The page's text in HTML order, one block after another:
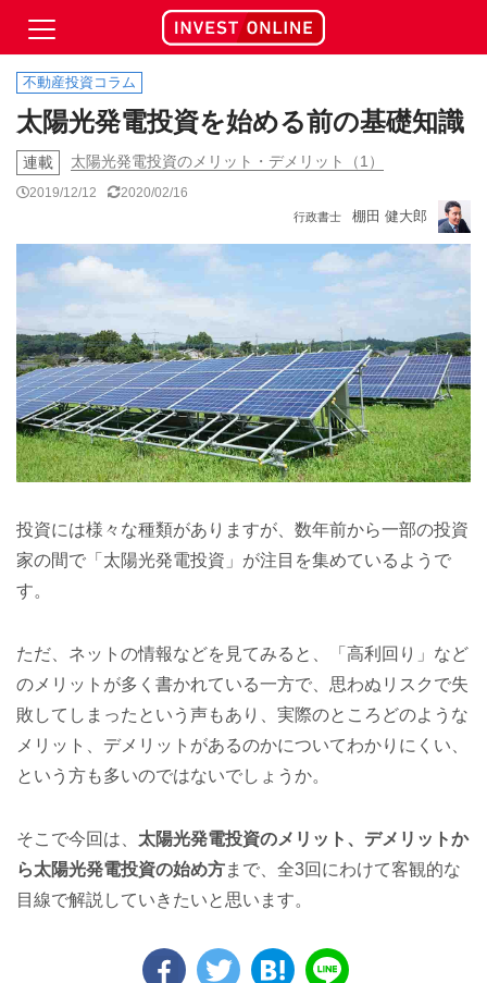
不動産投資コラム
太陽光発電投資を始める前の基礎知識
連載 太陽光発電投資のメリット・デメリット（1）
2019/12/12 2020/02/16
行政書士 棚田 健大郎
投資には様々な種類がありますが、数年前から一部の投資
家の間で「太陽光発電投資」が注目を集めているようで
す。
ただ、ネットの情報などを見てみると、「高利回り」など
のメリットが多く書かれている一方で、思わぬリスクで失
敗してしまったという声もあり、実際のところどのような
メリット、デメリットがあるのかについてわかりにくい、
という方も多いのではないでしょうか。
そこで今回は、 太陽光発電投資のメリット、デメリットか
ら太陽光発電投資の始め方まで、全3回にわけて客観的な
目線で解説していきたいと思います。